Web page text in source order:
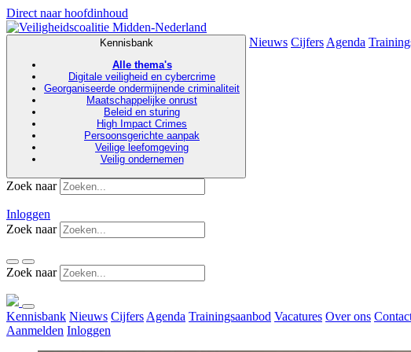
Direct naar hoofdinhoud
Kennisbank
Alle thema's
Digitale veiligheid en cybercrime
Georganiseerde ondermijnende criminaliteit
Maatschappelijke onrust
Beleid en sturing
High Impact Crimes
Persoonsgerichte aanpak
Veilige leefomgeving
Veilig ondernemen
Nieuws Cijfers Agenda
Zoek naar
Inloggen
Zoek naar
Zoek naar
Kennisbank Nieuws Cijfers Agenda Trainingsaanbod Vacatures Over ons
Aanmelden Inloggen